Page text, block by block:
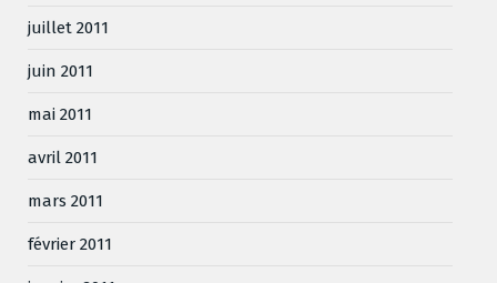
juillet 2011
juin 2011
mai 2011
avril 2011
mars 2011
février 2011